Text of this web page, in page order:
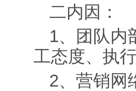
二内因：
1、团队内
工态度、执
2、营销网